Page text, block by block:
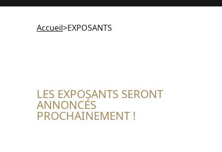
Accueil>EXPOSANTS
LES EXPOSANTS SERONT
ANNONCÉS
PROCHAINEMENT !